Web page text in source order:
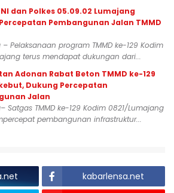
dan Polkes 05.09.02 Lumajang
Pembangunan Jalan TMMD
Pelaksanaan program TMMD ke-129 Kodim
terus mendapat dukungan dari...
Adonan Rabat Beton TMMD ke-129
Dukung Percepatan
Jalan
Satgas TMMD ke-129 Kodim 0821/Lumajang
pembangunan infrastruktur...
kabarlensa.net